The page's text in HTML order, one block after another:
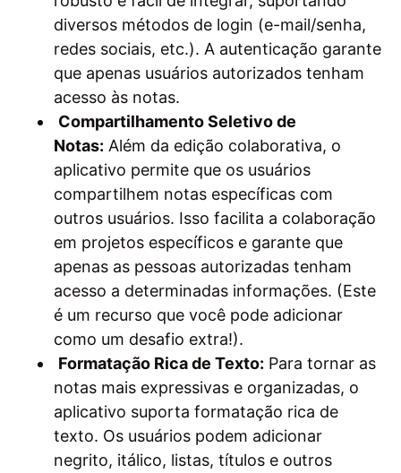
diversos métodos de login (e-mail/senha,
redes sociais, etc.). A autenticação garante
que apenas usuários autorizados tenham
acesso às notas.
Compartilhamento Seletivo de
Notas: Além da edição colaborativa, o
aplicativo permite que os usuários
compartilhem notas específicas com
outros usuários. Isso facilita a colaboração
em projetos específicos e garante que
apenas as pessoas autorizadas tenham
acesso a determinadas informações. (Este
é um recurso que você pode adicionar
como um desafio extra!).
Formatação Rica de Texto: Para tornar as
notas mais expressivas e organizadas, o
aplicativo suporta formatação rica de
texto. Os usuários podem adicionar
negrito, itálico, listas, títulos e outros